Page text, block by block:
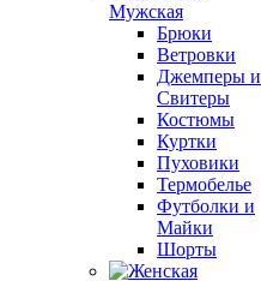
Мужская
Брюки
Ветровки
Джемперы и
Свитеры
Костюмы
Куртки
Пуховики
Термобелье
Футболки и
Майки
Шорты